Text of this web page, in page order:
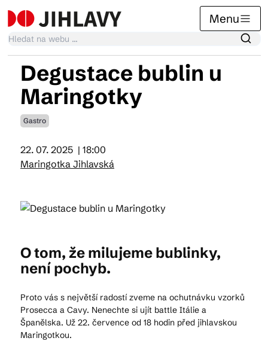
Menu
Kalendář akcí
Tradiční akce
Články
Suvenýry
Praktické info
Kam vyrazit
Degustace bublin u
Maringotky
Gastro
22. 07. 2025 | 18:00
Maringotka Jihlavská
O tom, že milujeme bublinky,
není pochyb.
Proto vás s největší radostí zveme na ochutnávku vzorků
Prosecca a Cavy. Nenechte si ujít battle Itálie a
Španělska. Už 22. července od 18 hodin před jihlavskou
Maringotkou.